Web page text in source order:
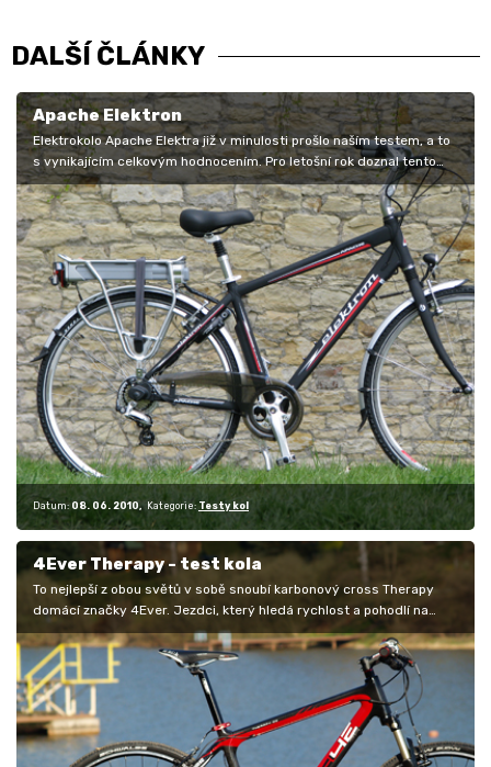
DALŠÍ ČLÁNKY
Apache Elektron
Elektrokolo Apache Elektra již v minulosti prošlo naším testem, a to
s vynikajícím celkovým hodnocením. Pro letošní rok doznal tento
model…
Datum: 08. 06. 2010 Kategorie: Testy kol
4Ever Therapy - test kola
To nejlepší z obou světů v sobě snoubí karbonový cross Therapy
domácí značky 4Ever. Jezdci, který hledá rychlost a pohodlí na
silnici i v…